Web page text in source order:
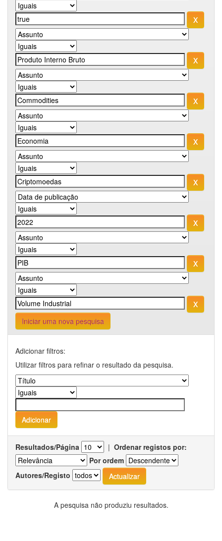
Iniciar uma nova pesquisa
Adicionar filtros:
Utilizar filtros para refinar o resultado da pesquisa.
Resultados/Página | Ordenar registos por:
Por ordem
Autores/Registo
A pesquisa não produziu resultados.